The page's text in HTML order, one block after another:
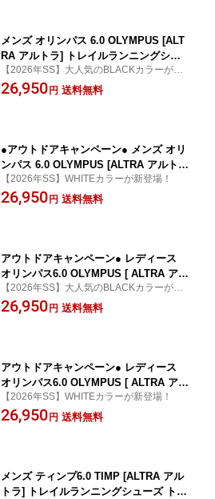
メンズ オリンパス 6.0 OLYMPUS [ALT
RA アルトラ] トレイルランニングシュ
ーズ トレラン 長距離 長時間 ロングト
レイル マウンテンランナー 登山 ハイキ
【2026年SS】大人気のBLACKカラーが再
入荷
26,950 円 送料無料
●アウトドアキャンペーン● メンズ オリ
ンパス 6.0 OLYMPUS [ALTRA アルト
ラ] トレイルランニングシューズ トレラ
ン 長距離 長時間 ロングトレイル マウ
【2026年SS】WHITEカラーが新登場！
26,950 円 送料無料
アウトドアキャンペーン● レディース
オリンパス6.0 OLYMPUS [ ALTRA アル
トラ ] トレイルランニングシューズ ト
レラン 長距離 長時間 ロングトレイル
【2026年SS】大人気のBLACKカラーが再
入荷
26,950 円 送料無料
アウトドアキャンペーン● レディース
オリンパス6.0 OLYMPUS [ ALTRA アル
トラ ] トレイルランニングシューズ ト
レラン 長距離 長時間 ロングトレイル
【2026年SS】WHITEカラーが新登場！
26,950 円 送料無料
メンズ ティンプ6.0 TIMP [ALTRA アル
トラ] トレイルランニングシューズ トレ